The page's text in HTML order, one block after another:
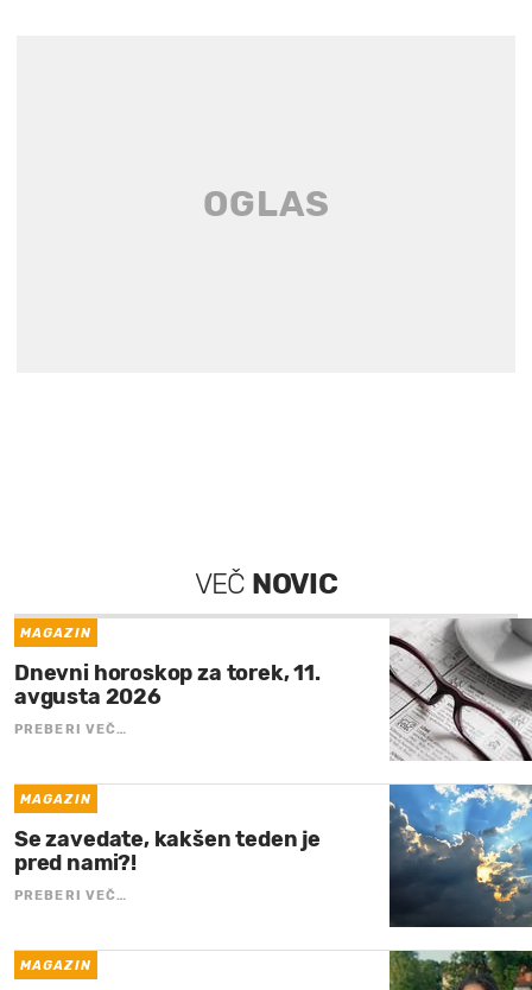
VEČ NOVIC
MAGAZIN
Dnevni horoskop za torek, 11.
avgusta 2026
PREBERI VEČ…
MAGAZIN
Se zavedate, kakšen teden je
pred nami?!
PREBERI VEČ…
MAGAZIN